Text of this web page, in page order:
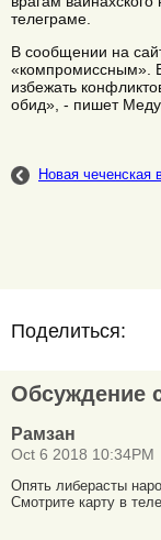
телеграме.
В сообщении на
«компромиссным».
избежать
обид», - пишет
Новая чеченская
Поделиться:
Обсуждение
Рамзан
Oct 6 2018 10:34PM
Опять либерасты
Смотрите карту в